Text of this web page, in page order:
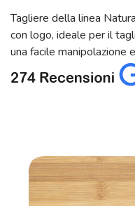
Tagliere della linea
con logo, ideale per il
una facile manipolazione